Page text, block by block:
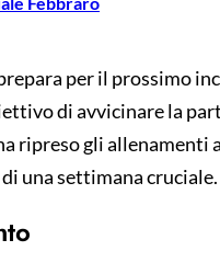
per il prossimo
di avvicinare la
ripreso gli allenamenti
una settimana cruciale.